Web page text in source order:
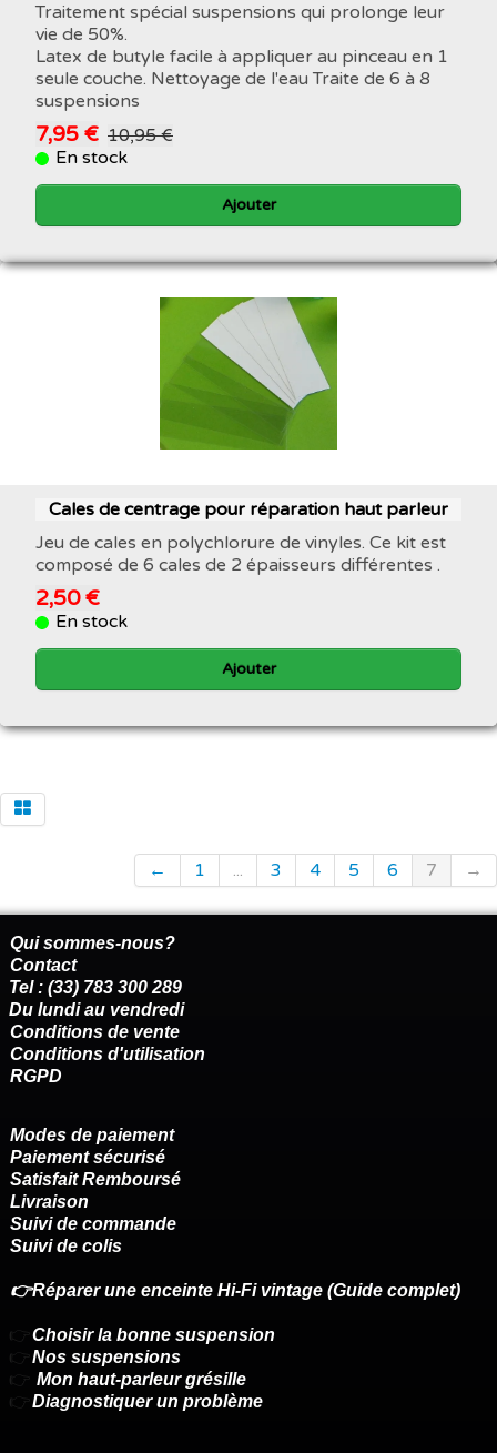
Traitement spécial suspensions qui prolonge leur
vie de 50%.
Latex de butyle facile à appliquer au pinceau en 1
seule couche. Nettoyage de l'eau Traite de 6 à 8
suspensions
7,95 € 10,95 €
En stock
Ajouter
Cales de centrage pour réparation haut parleur
Jeu de cales en polychlorure de vinyles. Ce kit est
composé de 6 cales de 2 épaisseurs différentes .
2,50 €
En stock
Ajouter
← 1 ... 3 4 5 6 7 →
Qui sommes-nous?
Contact
Tel : (33) 783 300 289
Du lundi au vendredi
Conditions de vente
Conditions d'utilisation
RGPD
Modes de paiement
Paiement sécurisé
Satisfait Remboursé
Livraison
Suivi de commande
Suivi de colis
👉Réparer une enceinte Hi-Fi vintage (Guide complet)
👉 Choisir la bonne suspension
👉 Nos suspensions
👉 Mon haut-parleur grésille
👉 Diagnostiquer un problème